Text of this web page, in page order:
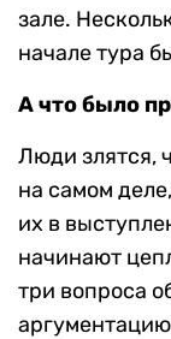
зале.
начале тура
А что было
Люди злятся,
на самом
их в
начинают
три вопроса